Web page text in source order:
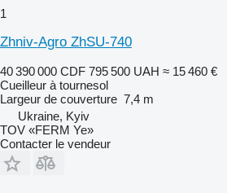
1
Zhniv-Agro ZhSU-740
40 390 000 CDF 795 500 UAH ≈ 15 460 €
Cueilleur à tournesol
Largeur de couverture 7,4 m
Ukraine, Kyiv
TOV «FERM Ye»
Contacter le vendeur